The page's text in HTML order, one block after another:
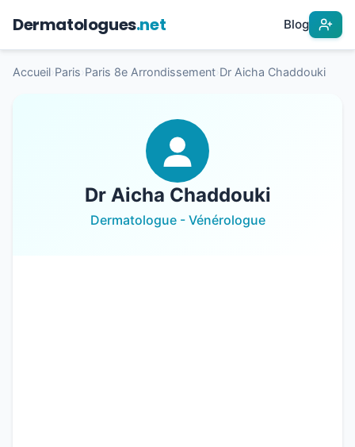
Dermatologues.net Blog
Accueil Paris Paris 8e Arrondissement Dr Aicha Chaddouki
Dr Aicha Chaddouki
Dermatologue - Vénérologue